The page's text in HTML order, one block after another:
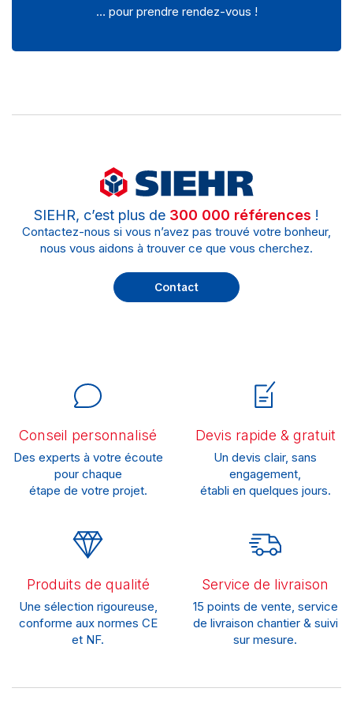
… pour prendre rendez-vous !
SIEHR, c’est plus de 300 000 références !
Contactez-nous si vous n’avez pas trouvé votre bonheur,
nous vous aidons à trouver ce que vous cherchez.
Contact
Conseil personnalisé
Des experts à votre écoute
pour chaque
étape de votre projet.
Devis rapide & gratuit
Un devis clair, sans
engagement,
établi en quelques jours.
Produits de qualité
Une sélection rigoureuse,
conforme aux normes CE
et NF.
Service de livraison
15 points de vente, service
de livraison chantier & suivi
sur mesure.